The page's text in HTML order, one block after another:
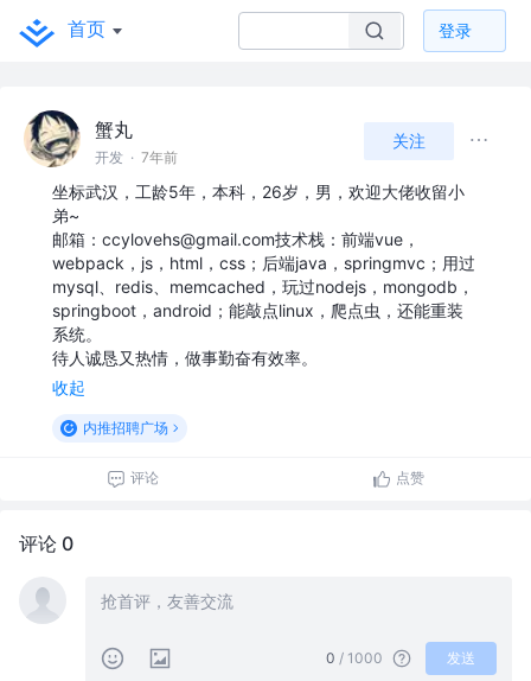
首页 登录
蟹丸
开发 · 7年前
关注
坐标武汉，工龄5年，本科，26岁，男，欢迎大佬收留小
弟~
邮箱：ccylovehs@gmail.com技术栈：前端vue，
webpack，js，html，css；后端java，springmvc；用过
mysql、redis、memcached，玩过nodejs，mongodb，
springboot，android；能敲点linux，爬点虫，还能重装
系统。
待人诚恳又热情，做事勤奋有效率。
收起
内推招聘广场
评论 点赞
评论 0
0 / 1000 发送